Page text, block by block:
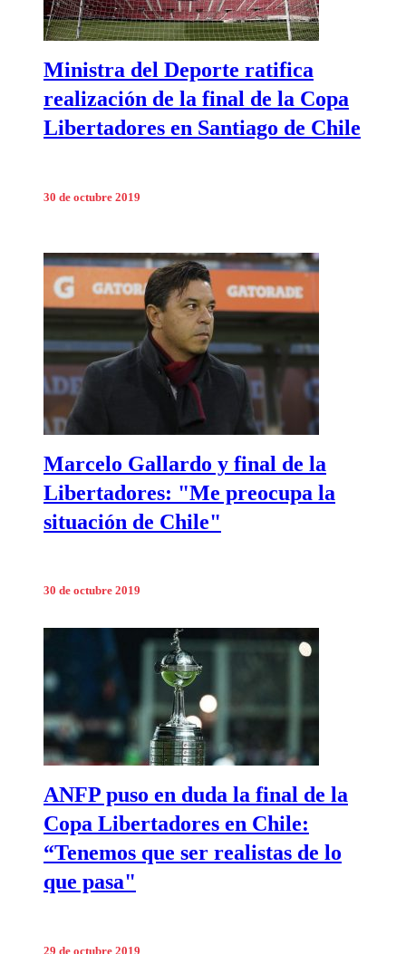
Ministra del Deporte ratifica
realización de la final de la Copa
Libertadores en Santiago de Chile
30 de octubre 2019
Marcelo Gallardo y final de la
Libertadores: "Me preocupa la
situación de Chile"
30 de octubre 2019
ANFP puso en duda la final de la
Copa Libertadores en Chile:
“Tenemos que ser realistas de lo
que pasa"
29 de octubre 2019